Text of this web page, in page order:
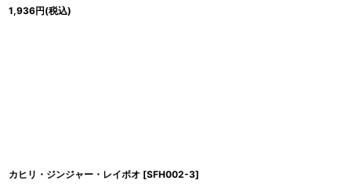
1,936円(税込)
カヒリ・ジンジャー・レイポオ [SFH002-3]